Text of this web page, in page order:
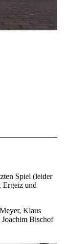
Spiel (leider
Ergeiz und
Klaus
Joachim Bischof